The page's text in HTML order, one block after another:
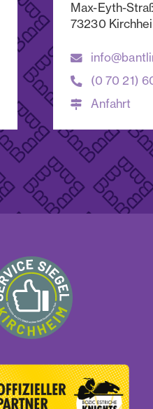
Max-Eyth-
73230
(0 70 21)
Anfahrt